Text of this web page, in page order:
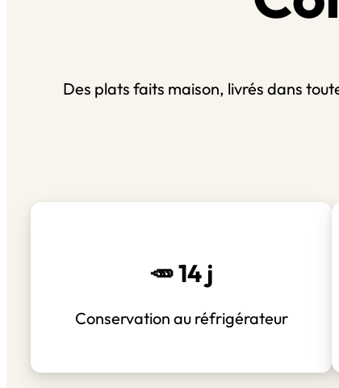
Des plats faits maison, livrés dans
🥕 14 j
Conservation au réfrigérateur